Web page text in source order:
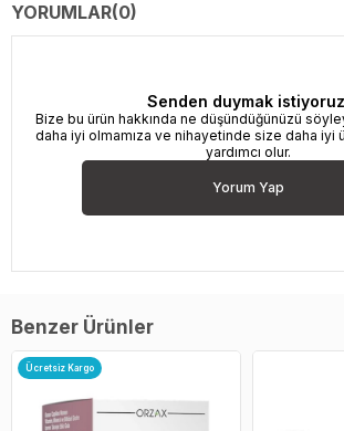
YORUMLAR(0)
Senden duymak
Bize bu ürün hakkında ne düşündüğünüzü
daha iyi olmamıza ve nihayetinde size daha iyi
yardımcı olur.
Yorum Yap
Benzer Ürünler
Ücretsiz Kargo